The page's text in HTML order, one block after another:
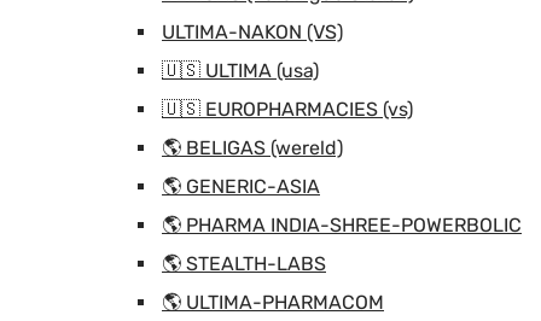
ULTIMA-NAKON (VS)
🇺🇸 ULTIMA (usa)
🇺🇸 EUROPHARMACIES (vs)
🌎 BELIGAS (wereld)
🌎 GENERIC-ASIA
🌎 PHARMA INDIA-SHREE-POWERBOLIC
🌎 STEALTH-LABS
🌎 ULTIMA-PHARMACOM